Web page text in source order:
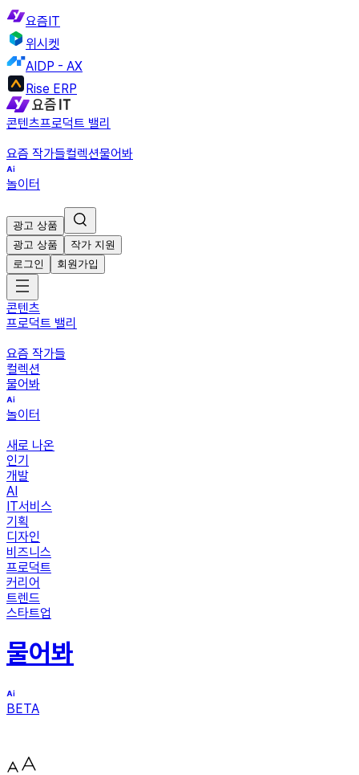
요즘IT
위시켓
AIDP - AX
Rise ERP
콘텐츠프로덕트 밸리
요즘 작가들컬렉션물어봐
놀이터
광고 상품
광고 상품
작가 지원
로그인
회원가입
콘텐츠
프로덕트 밸리
요즘 작가들
컬렉션
물어봐
놀이터
새로 나온
인기
개발
AI
IT서비스
기획
디자인
비즈니스
프로덕트
커리어
트렌드
스타트업
물어봐
BETA